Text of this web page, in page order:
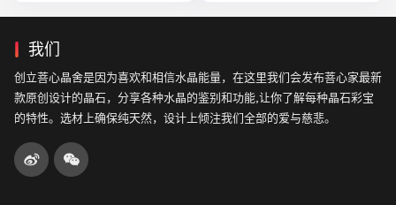
我们
创立菩心晶舍是因为喜欢和相信水晶能量，在这里我们会发布菩心家最新
款原创设计的晶石，分享各种水晶的鉴别和功能,让你了解每种晶石彩宝
的特性。选材上确保纯天然，设计上倾注我们全部的爱与慈悲。